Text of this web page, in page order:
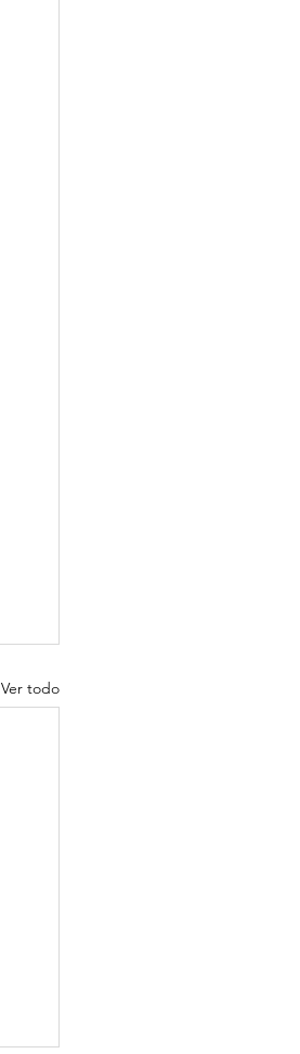
Ver todo